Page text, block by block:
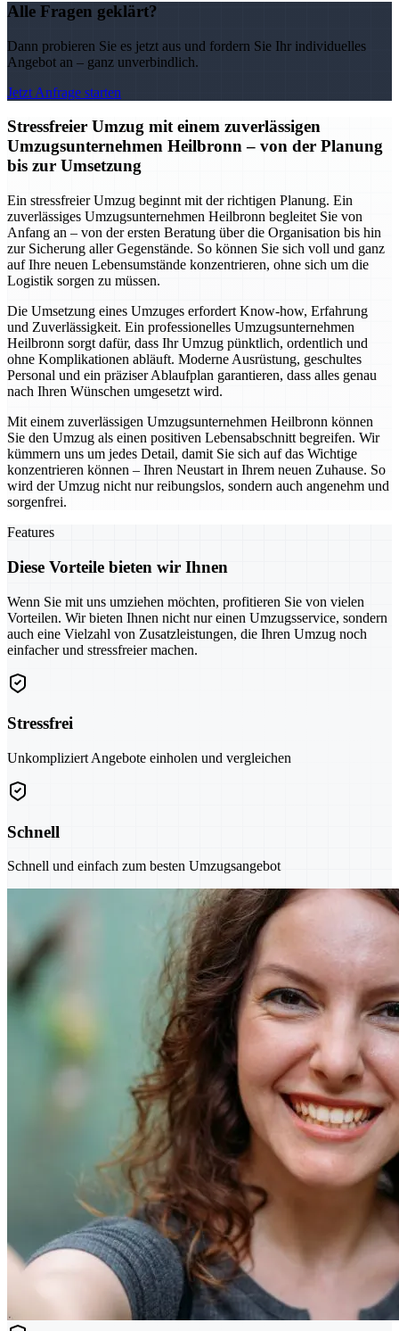
Alle Fragen geklärt?
Dann probieren Sie es jetzt aus und fordern Sie Ihr individuelles
Angebot an – ganz unverbindlich.
Jetzt Anfrage starten
Stressfreier Umzug mit einem zuverlässigen
Umzugsunternehmen Heilbronn – von der Planung
bis zur Umsetzung
Ein stressfreier Umzug beginnt mit der richtigen Planung. Ein
zuverlässiges Umzugsunternehmen Heilbronn begleitet Sie von
Anfang an – von der ersten Beratung über die Organisation bis hin
zur Sicherung aller Gegenstände. So können Sie sich voll und ganz
auf Ihre neuen Lebensumstände konzentrieren, ohne sich um die
Logistik sorgen zu müssen.
Die Umsetzung eines Umzuges erfordert Know-how, Erfahrung
und Zuverlässigkeit. Ein professionelles Umzugsunternehmen
Heilbronn sorgt dafür, dass Ihr Umzug pünktlich, ordentlich und
ohne Komplikationen abläuft. Moderne Ausrüstung, geschultes
Personal und ein präziser Ablaufplan garantieren, dass alles genau
nach Ihren Wünschen umgesetzt wird.
Mit einem zuverlässigen Umzugsunternehmen Heilbronn können
Sie den Umzug als einen positiven Lebensabschnitt begreifen. Wir
kümmern uns um jedes Detail, damit Sie sich auf das Wichtige
konzentrieren können – Ihren Neustart in Ihrem neuen Zuhause. So
wird der Umzug nicht nur reibungslos, sondern auch angenehm und
sorgenfrei.
Features
Diese Vorteile bieten wir Ihnen
Wenn Sie mit uns umziehen möchten, profitieren Sie von vielen
Vorteilen. Wir bieten Ihnen nicht nur einen Umzugsservice, sondern
auch eine Vielzahl von Zusatzleistungen, die Ihren Umzug noch
einfacher und stressfreier machen.
Stressfrei
Unkompliziert Angebote einholen und vergleichen
Schnell
Schnell und einfach zum besten Umzugsangebot